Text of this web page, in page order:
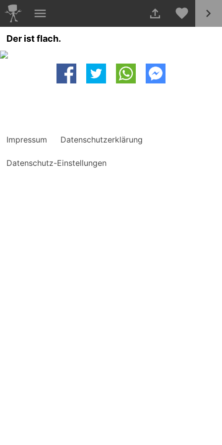
Der ist flach.
Impressum Datenschutzerklärung
Datenschutz-Einstellungen